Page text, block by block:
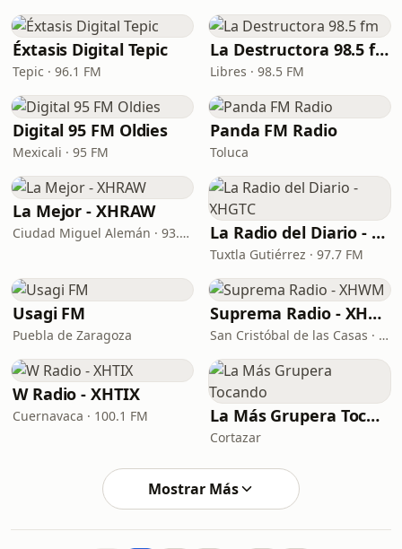
Éxtasis Digital Tepic
Tepic · 96.1 FM
La Destructora 98.5 fm
Libres · 98.5 FM
Digital 95 FM Oldies
Mexicali · 95 FM
Panda FM Radio
Toluca
La Mejor - XHRAW
Ciudad Miguel Alemán · 93.9 FM La Radio del Diario - XHGTC
Tuxtla Gutiérrez · 97.7 FM
Usagi FM
Puebla de Zaragoza
Suprema Radio - XHWM
San Cristóbal de las Casas · 95.3 FM
W Radio - XHTIX
Cuernavaca · 100.1 FM La Más Grupera Tocando
Cortazar
Mostrar Más